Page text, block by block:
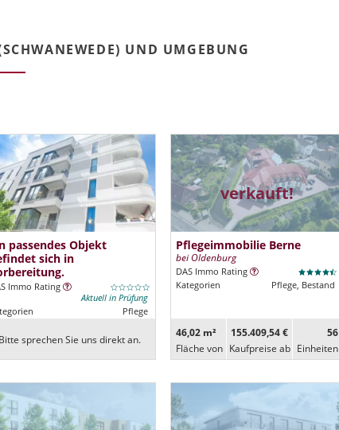
UND UMGEBUNG
passendes Objekt
sich in
Immo Rating
Aktuell in Prüfung
Pflege
Bitte sprechen Sie uns direkt an.
verkauft!
Pflegeimmobilie Berne
bei Oldenburg
DAS Immo Rating
Kategorien
Pflege, Bestand
46,02 m²
Fläche von
155.409,54 €
Kaufpreise ab
56
Ein­heiten